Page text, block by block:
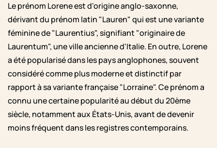
Le prénom Lorene est d'origine anglo-saxonne,
dérivant du prénom latin "Lauren" qui est une variante
féminine de "Laurentius", signifiant "originaire de
Laurentum", une ville ancienne d'Italie. En outre, Lorene
a été popularisé dans les pays anglophones, souvent
considéré comme plus moderne et distinctif par
rapport à sa variante française "Lorraine". Ce prénom a
connu une certaine popularité au début du 20ème
siècle, notamment aux États-Unis, avant de devenir
moins fréquent dans les registres contemporains.